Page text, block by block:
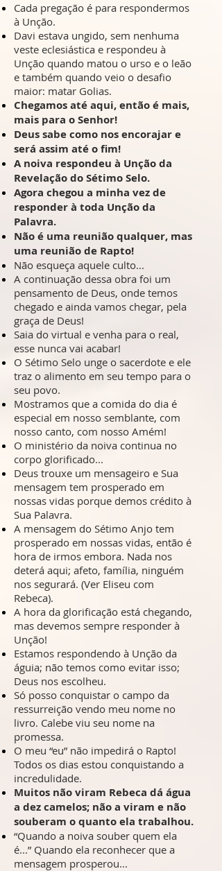
Cada pregação é para respondermos
à Unção.
Davi estava ungido, sem nenhuma
veste eclesiástica e respondeu à
Unção quando matou o urso e o leão
e também quando veio o desafio
maior: matar Golias.
Chegamos até aqui, então é mais,
mais para o Senhor!
Deus sabe como nos encorajar e
será assim até o fim!
A noiva respondeu à Unção da
Revelação do Sétimo Selo.
Agora chegou a minha vez de
responder à toda Unção da
Palavra.
Não é uma reunião qualquer, mas
uma reunião de Rapto!
Não esqueça aquele culto...
A continuação dessa obra foi um
pensamento de Deus, onde temos
chegado e ainda vamos chegar, pela
graça de Deus!
Saia do virtual e venha para o real,
esse nunca vai acabar!
O Sétimo Selo unge o sacerdote e ele
traz o alimento em seu tempo para o
seu povo.
Mostramos que a comida do dia é
especial em nosso semblante, com
nosso canto, com nosso Amém!
O ministério da noiva continua no
corpo glorificado...
Deus trouxe um mensageiro e Sua
mensagem tem prosperado em
nossas vidas porque demos crédito à
Sua Palavra.
A mensagem do Sétimo Anjo tem
prosperado em nossas vidas, então é
hora de irmos embora. Nada nos
deterá aqui; afeto, família, ninguém
nos segurará. (Ver Eliseu com
Rebeca).
A hora da glorificação está chegando,
mas devemos sempre responder à
Unção!
Estamos respondendo à Unção da
águia; não temos como evitar isso;
Deus nos escolheu.
Só posso conquistar o campo da
ressurreição vendo meu nome no
livro. Calebe viu seu nome na
promessa.
O meu “eu” não impedirá o Rapto!
Todos os dias estou conquistando a
incredulidade.
Muitos não viram Rebeca dá água
a dez camelos; não a viram e não
souberam o quanto ela trabalhou.
“Quando a noiva souber quem ela
é...” Quando ela reconhecer que a
mensagem prosperou...